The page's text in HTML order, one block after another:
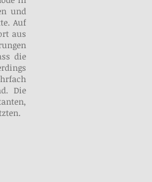
und
Auf
aus
die
Die